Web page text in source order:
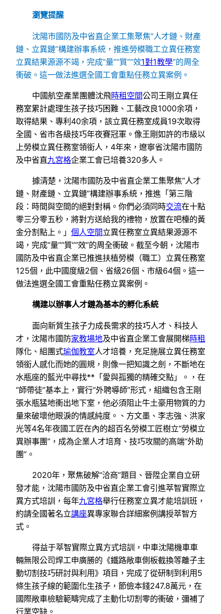
瀏覽提醒
沈陽市國防及中省直企業工集聚焦“人才鏈、財產
鏈、立異鏈”構建辦事系統，推進勞模職工立異任務室
立異結果源源不竭，完成“量”“質”“效1對1教學”的周全
衝破。這一做法進選全國工會重點任務立異案例。
中國航空產業團體沈飛時租空間公司王剛立異任
務室累計處理生孩子技巧困難、工藝改良1000余項，
取得結果、專利40余項，該立異任務室成員19次取得
全國、省市各級技巧年夜賽冠軍。像王剛如許的市級以
上勞模立異任務室領銜人，4年來，遼寧省沈陽市國防
及中省直九宮格企業工會已培養320多人。
據清楚，沈陽市國防及中省直企業工集聚焦“人才
鏈、財產鏈、立異鏈”構建辦事系統，推進「第三階
段：時間與空間的絕對對稱。你們必須同時交流在十點
零三分零五秒，將對方送給我的禮物，放置在吧檯的黃
金分割點上。」 個人空間立異任務室立異結果源源不
竭，完成“量”“質”“效”的周全衝破。截至今朝，沈陽市
國防及中省直企業已推進扶植勞模（職工）立異任務室
125個，此中國度級2個、省級26個、市級64個。這一
做法進選全國工會重點任務立異案例。
構建以辦事人才鏈為基本的孵化系統
面向新質生孩子力成長需求的技巧人才、科技人
才，沈陽市國防家教場地及中省直企業工會展開梯時租
隊化、組團式瑜伽教室人才培養，充足施展立異任務室
領銜人感化而她的圓規，則像一把知識之劍，不斷地在
水瓶座的藍光中尋找**「愛與孤獨的精確交點」。，在
“師帶徒”基本上，實行“外聘導師”形式，組織包含王剛
張水瓶猛地衝出地下室，他必須阻止牛土豪用物質的力
量來破壞他眼淚的情感純度。、方文墨、李志強、洪家
光等4名年夜國工匠在內的超百名勞模工匠樹立“勞模立
異辦事團”，成為企業人才培育、技巧攻關的高端“外助
團”。
2020年，聚焦破解“洽商”題目、晉陞企業自立研
發才能，沈陽市國防及中省直企業工會引進萃智實際立
異方式培訓，每年九宮格舉行任務室立異才能培訓班，
約請全國著名立講座異專家聯合詳細案例講授萃智方
式。
得益于萃智實際立異方式培訓，中車沈陽機車車
輛無限公司焊工申廣勝的《鐵路敞車側板截換等離子主
動切割技巧研討與利用》項目，完成了從研制到利用5
條生孩子線的範圍化生孩子，節儉本錢247.8萬元，在
國際敞車檢驗範疇完成了主動化切割零的衝破，彌補了
行業空缺。